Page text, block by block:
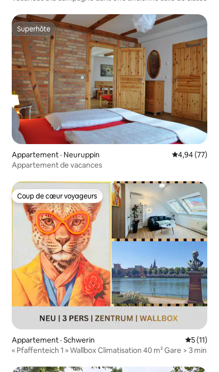
Superhôte
Superhôte
Appartement · Neuruppin Note
4,94 (77)
Appartement de vacances
Coup de cœur voyageurs
Coup de cœur voyageurs
Appartement · Schwerin Note
5 (11)
« Pfaffenteich 1 » Wallbox Climatisation 40 m² Gare > 3 min